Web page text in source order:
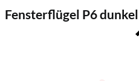
Fensterflügel P6